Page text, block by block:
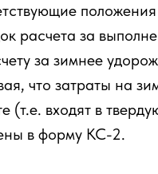
расчета за
за зимнее
что затраты на
(т.е. входят в
в форму КС-2.